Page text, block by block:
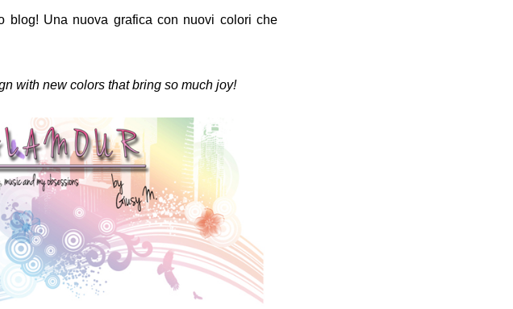
blog! Una nuova grafica con nuovi colori che
with new colors that bring so much joy!